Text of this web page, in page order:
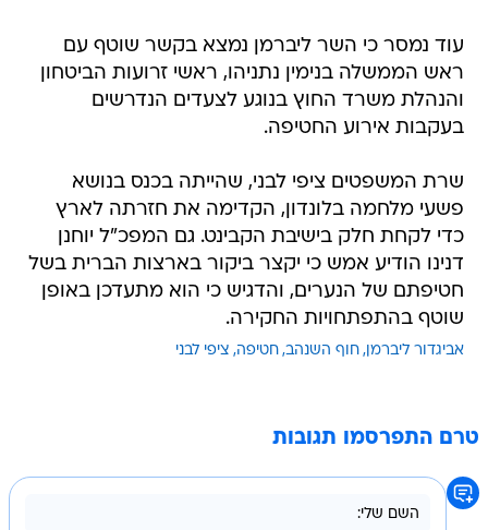
עוד נמסר כי השר ליברמן נמצא בקשר שוטף עם
ראש הממשלה בנימין נתניהו, ראשי זרועות הביטחון
והנהלת משרד החוץ בנוגע לצעדים הנדרשים
בעקבות אירוע החטיפה.
שרת המשפטים ציפי לבני, שהייתה בכנס בנושא
פשעי מלחמה בלונדון, הקדימה את חזרתה לארץ
כדי לקחת חלק בישיבת הקבינט. גם המפכ"ל יוחנן
דנינו הודיע אמש כי יקצר ביקור בארצות הברית בשל
חטיפתם של הנערים, והדגיש כי הוא מתעדכן באופן
שוטף בהתפתחויות החקירה.
אביגדור ליברמן חוף השנהב חטיפה ציפי לבני
טרם התפרסמו תגובות